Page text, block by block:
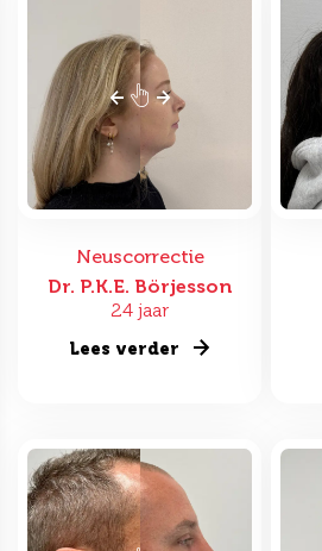
Neuscorrectie
Dr. P.K.E. Börjesson
24 jaar
Lees verder